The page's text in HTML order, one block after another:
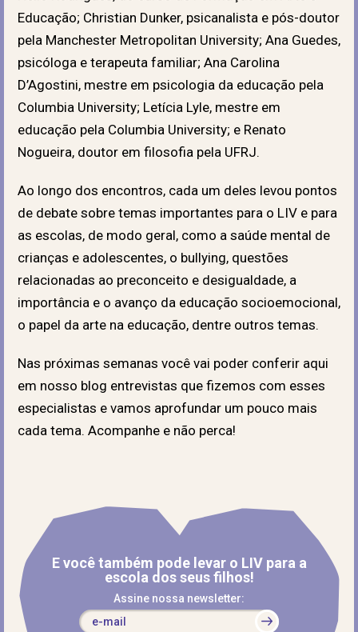
Educação; Christian Dunker, psicanalista e pós-doutor
pela Manchester Metropolitan University; Ana Guedes,
psicóloga e terapeuta familiar; Ana Carolina
D’Agostini, mestre em psicologia da educação pela
Columbia University; Letícia Lyle, mestre em
educação pela Columbia University; e Renato
Nogueira, doutor em filosofia pela UFRJ.
Ao longo dos encontros, cada um deles levou pontos
de debate sobre temas importantes para o LIV e para
as escolas, de modo geral, como a saúde mental de
crianças e adolescentes, o bullying, questões
relacionadas ao preconceito e desigualdade, a
importância e o avanço da educação socioemocional,
o papel da arte na educação, dentre outros temas.
Nas próximas semanas você vai poder conferir aqui
em nosso blog entrevistas que fizemos com esses
especialistas e vamos aprofundar um pouco mais
cada tema. Acompanhe e não perca!
E você também pode levar o LIV para a
escola dos seus filhos!
Assine nossa newsletter: